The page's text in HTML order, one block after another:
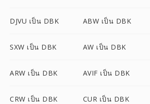
DJVU เป็น DBK ABW เป็น DBK
SXW เป็น DBK AW เป็น DBK
ARW เป็น DBK AVIF เป็น DBK
CRW เป็น DBK CUR เป็น DBK